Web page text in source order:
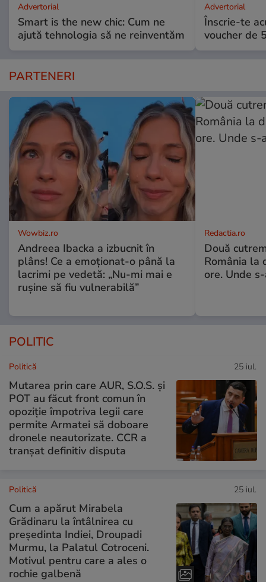
Advertorial
Smart is the new chic: Cum ne
ajută tehnologia să ne reinventăm
Advertorial
Înscrie-te
voucher de
PARTENERI
Wowbiz.ro
Andreea Ibacka a izbucnit în
plâns! Ce a emoționat-o până la
lacrimi pe vedetă: „Nu-mi mai e
rușine să fiu vulnerabilă”
Redactia.ro
Două
România la
ore. Unde
POLITIC
Politică 25 iul.
Mutarea prin care AUR, S.O.S. și
POT au făcut front comun în
opoziție împotriva legii care
permite Armatei să doboare
dronele neautorizate. CCR a
tranșat definitiv disputa
Politică 25 iul.
Cum a apărut Mirabela
Grădinaru la întâlnirea cu
președinta Indiei, Droupadi
Murmu, la Palatul Cotroceni.
Motivul pentru care a ales o
rochie galbenă